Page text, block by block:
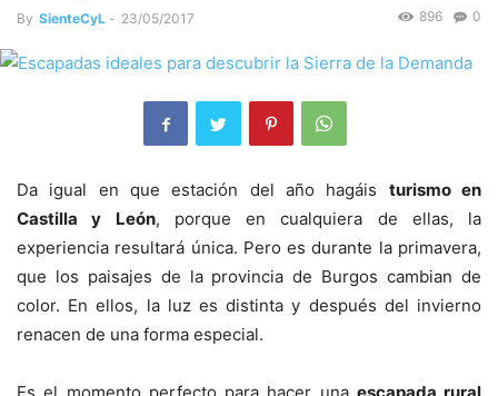
By SienteCyL - 23/05/2017 0
896
Da igual en que estación del año hagáis turismo en
Castilla y León, porque en cualquiera de ellas, la
experiencia resultará única. Pero es durante la primavera,
que los paisajes de la provincia de Burgos cambian de
color. En ellos, la luz es distinta y después del invierno
renacen de una forma especial.